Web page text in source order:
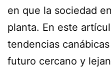
en que la sociedad
planta. En este
tendencias
futuro cercano y